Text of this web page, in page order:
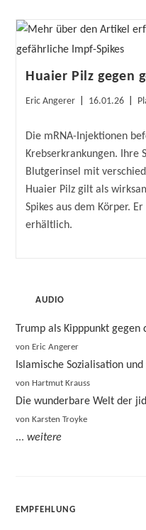
Huaier Pilz gegen
Beitrags-
Eric Angerer
Beitrag
16.01.26
Die mRNA-Injektionen
Krebserkrankungen. Ihre
Blutgerinsel mit
Huaier Pilz gilt als
Spikes aus dem Körper.
erhältlich.
AUDIO
Trump als Kipppunkt gegen
von Eric Angerer
Islamische Sozialisation
von Hartmut Krauss
Die wunderbare Welt der
von Karsten Troyke
...weitere
EMPFEHLUNG